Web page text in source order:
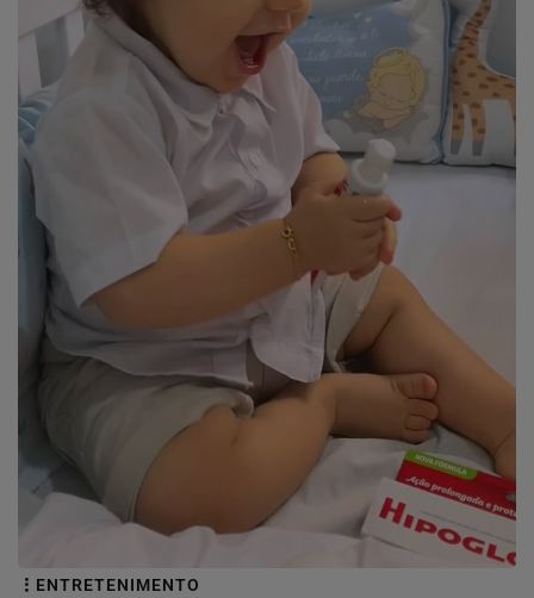
ENTRETENIMENTO